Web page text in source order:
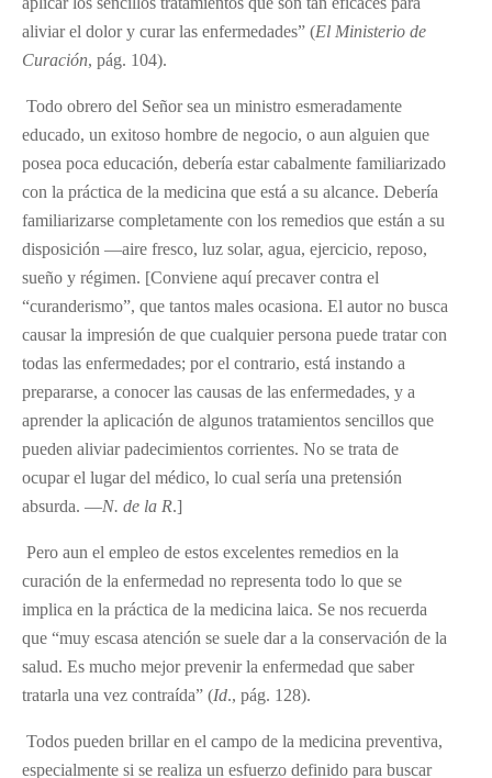
aliviar el dolor y curar las enfermedades” (El Ministerio de
Curación, pág. 104).
Todo obrero del Señor sea un ministro esmeradamente
educado, un exitoso hombre de negocio, o aun alguien que
posea poca educación, debería estar cabalmente familiarizado
con la práctica de la medicina que está a su alcance. Debería
familiarizarse completamente con los remedios que están a su
disposición —aire fresco, luz solar, agua, ejercicio, reposo,
sueño y régimen. [Conviene aquí precaver contra el
“curanderismo”, que tantos males ocasiona. El autor no busca
causar la impresión de que cualquier persona puede tratar con
todas las enfermedades; por el contrario, está instando a
prepararse, a conocer las causas de las enfermedades, y a
aprender la aplicación de algunos tratamientos sencillos que
pueden aliviar padecimientos corrientes. No se trata de
ocupar el lugar del médico, lo cual sería una pretensión
absurda. —N. de la R.]
Pero aun el empleo de estos excelentes remedios en la
curación de la enfermedad no representa todo lo que se
implica en la práctica de la medicina laica. Se nos recuerda
que “muy escasa atención se suele dar a la conservación de la
salud. Es mucho mejor prevenir la enfermedad que saber
tratarla una vez contraída” (Id., pág. 128).
Todos pueden brillar en el campo de la medicina preventiva,
especialmente si se realiza un esfuerzo definido para buscar